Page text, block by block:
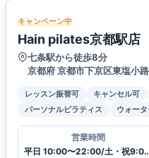
キャンペーン中
Hain pilates京都駅店
七条駅から徒歩8分
京都府 京都市下京区東塩小
レッスン振替可 キャンセル可
パーソナルピラティス
ウォー
営業時間
平日 10:00〜